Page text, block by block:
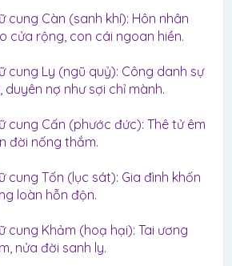
cung Càn (sanh khí): Hôn nhân
cửa rộng, con cái ngoan hiền.
cung Ly (ngũ quỷ): Công danh sự
nợ như sợi chỉ mành.
cung Cấn (phước đức): Thê tử êm
đời nống thắm.
cung Tốn (lục sát): Gia đình khốn
loàn hỗn độn.
cung Khảm (hoạ hại): Tai ương
nửa đời sanh ly.